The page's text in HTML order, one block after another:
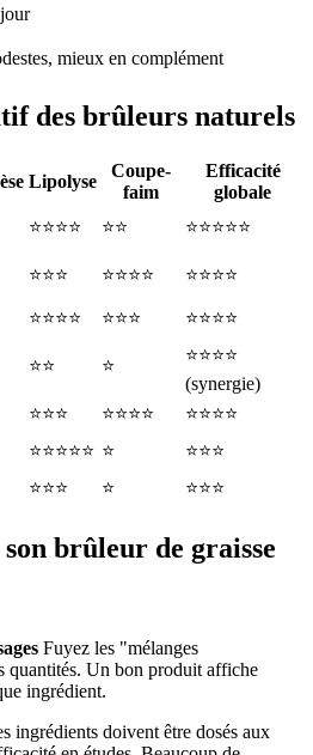
mieux en complément
des brûleurs naturels
Lipolyse
Coupe-
faim
Efficacité
globale
⭐⭐⭐⭐ ⭐⭐
⭐⭐⭐⭐⭐
⭐⭐⭐ ⭐⭐⭐⭐ ⭐⭐⭐⭐
⭐⭐⭐⭐ ⭐⭐⭐ ⭐⭐⭐⭐
⭐⭐ ⭐
⭐⭐⭐⭐
(synergie)
⭐⭐⭐ ⭐⭐⭐⭐
⭐⭐⭐⭐
⭐⭐⭐⭐⭐ ⭐
⭐⭐⭐
⭐⭐⭐ ⭐ ⭐⭐⭐
brûleur de graisse
Fuyez les "mélanges
quantités. Un bon produit affiche
ingrédient.
ingrédients doivent être dosés aux